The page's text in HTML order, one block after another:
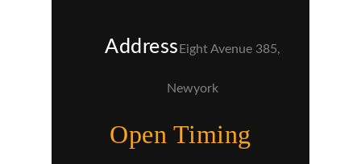
Address Eight Avenue 385,
Newyork
Open Timing